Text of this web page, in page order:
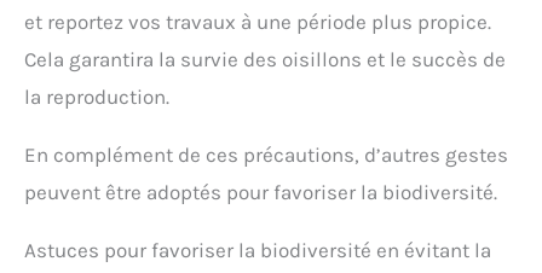
et reportez vos travaux à une période plus propice.
Cela garantira la survie des oisillons et le succès de
la reproduction.
En complément de ces précautions, d’autres gestes
peuvent être adoptés pour favoriser la biodiversité.
Astuces pour favoriser la biodiversité en évitant la